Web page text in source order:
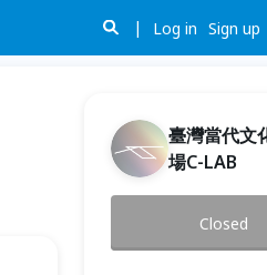
Log in Sign up
臺灣當代文
場C-LAB
2022.10.23 (Sun)
(GMT+8)
Closed